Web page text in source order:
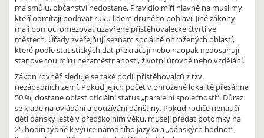
má smůlu, občanství nedostane. Pravidlo míří hlavně na muslimy,
kteří odmítají podávat ruku lidem druhého pohlaví. Jiné zákony
mají pomoci omezovat uzavřené přistěhovalecké čtvrti ve
městech. Úřady zveřejňují seznam sociálně ohrožených oblastí,
které podle statistických dat překračují nebo naopak nedosahují
stanovenou míru nezaměstnanosti, životní úrovně nebo vzdělání.
Zákon rovněž sleduje se také podíl přistěhovalců z tzv.
nezápadních zemí. Pokud jejich počet v ohrožené lokalitě přesáhne
50 %, dostane oblast oficiální status „paralelní společnosti“. Důraz
se klade na ovládání a používání dánštiny. Pokud rodiče nenaučí
děti dánsky ještě v předškolním věku, musejí předat potomky na
25 hodin týdně k výuce národního jazyka a „dánských hodnot“,